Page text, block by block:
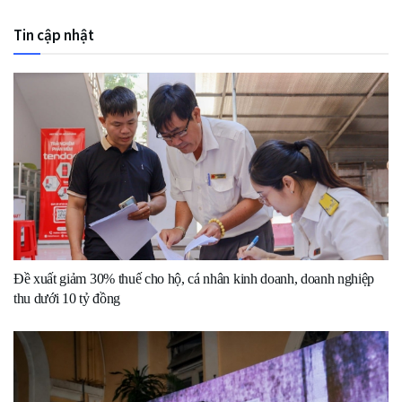
Tin cập nhật
Đề xuất giảm 30% thuế cho hộ, cá nhân kinh doanh, doanh nghiệp
thu dưới 10 tỷ đồng